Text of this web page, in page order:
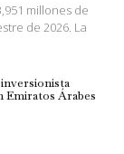
millones de
de 2026. La
Emiratos Árabes